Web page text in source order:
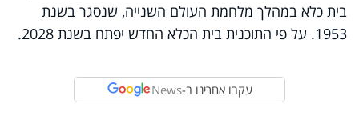
בית כלא במהלך מלחמת העולם השנייה, שנסגר בשנת
1953. על פי התוכנית בית הכלא החדש יפתח בשנת 2028.
עקבו אחרינו ב-News